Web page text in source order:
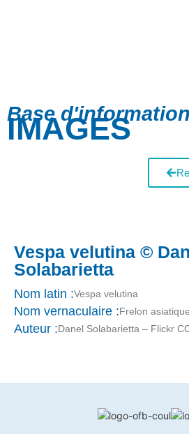
Base
IMAGES
Vespa velutina ©
Solabarietta
Nom latin :Vespa velutina
Nom vernaculaire :Frelon asiatique
Auteur :Danel Solabarietta – Flickr